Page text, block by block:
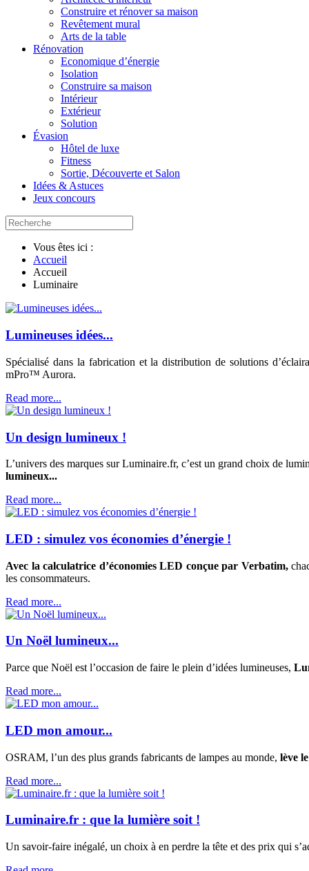
Construire et rénover sa maison
Revêtement mural
Arts de la table
Rénovation
Economique d’énergie
Isolation
Construire sa maison
Intérieur
Extérieur
Solution
Évasion
Hôtel de luxe
Fitness
Sortie, Découverte et Salon
Idées & Astuces
Jeux concours
Vous êtes ici :
Accueil
Accueil
Luminaire
Lumineuses idées...
Spécialisé dans la fabrication et la distribution de solutions
mPro™ Aurora.
Read more...
Un design lumineux !
L’univers des marques sur Luminaire.fr, c’est un grand choix de
lumineux...
Read more...
LED : simulez vos économies d’énergie !
Avec la calculatrice d’économies LED conçue par Verbatim,
les consommateurs.
Read more...
Un Noël lumineux...
Parce que Noël est l’occasion de faire le plein d’idées lumineuses,
Read more...
LED mon amour...
OSRAM, l’un des plus grands fabricants de lampes au monde, lève
Read more...
Luminaire.fr : que la lumière soit !
Un savoir-faire inégalé, un choix à en perdre la tête et des prix qui